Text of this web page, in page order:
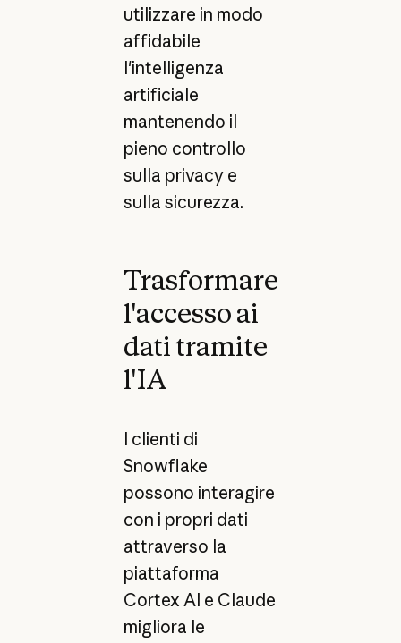
utilizzare in modo
affidabile
l'intelligenza
artificiale
mantenendo il
pieno controllo
sulla privacy e
sulla sicurezza.
Trasformare
l'accesso ai
dati tramite
l'IA
I clienti di
Snowflake
possono interagire
con i propri dati
attraverso la
piattaforma
Cortex AI e Claude
migliora le